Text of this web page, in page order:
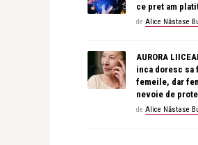
ce pret am
de Alice Năstase
AURORA
inca doresc sa
femeile, dar
nevoie de
de Alice Năstase